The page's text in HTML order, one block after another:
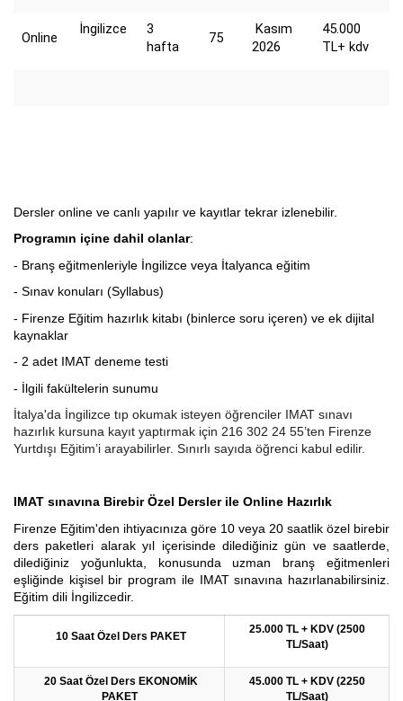
Online
İngilizce
3
hafta
75
Kasım
2026
45.000
TL+ kdv
Dersler online ve canlı yapılır ve kayıtlar tekrar izlenebilir.
Programın içine dahil olanlar:
- Branş eğitmenleriyle İngilizce veya İtalyanca eğitim
- Sınav konuları (Syllabus)
- Firenze Eğitim hazırlık kitabı (binlerce soru içeren) ve ek dijital
kaynaklar
- 2 adet IMAT deneme testi
- İlgili fakültelerin sunumu
İtalya'da İngilizce tıp okumak isteyen öğrenciler IMAT sınavı
hazırlık kursuna kayıt yaptırmak için 216 302 24 55’ten Firenze
Yurtdışı Eğitim’i arayabilirler. Sınırlı sayıda öğrenci kabul edilir.
IMAT sınavına Birebir Özel Dersler ile Online Hazırlık
Firenze Eğitim'den ihtiyacınıza göre 10 veya 20 saatlik özel birebir
ders paketleri alarak yıl içerisinde dilediğiniz gün ve saatlerde,
dilediğiniz yoğunlukta, konusunda uzman branş eğitmenleri
eşliğinde kişisel bir program ile IMAT sınavına hazırlanabilirsiniz.
Eğitim dili İngilizcedir.
10 Saat Özel Ders PAKET
25.000 TL + KDV (2500
TL/Saat)
20 Saat Özel Ders EKONOMİK
PAKET
45.000 TL + KDV (2250
TL/Saat)